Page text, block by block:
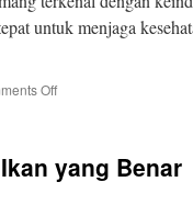
untuk menjaga
Offon
Ikan
Agar
yang Benar